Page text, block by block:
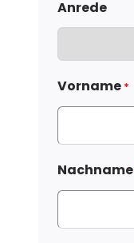
Anrede
Vorname *
Nachname